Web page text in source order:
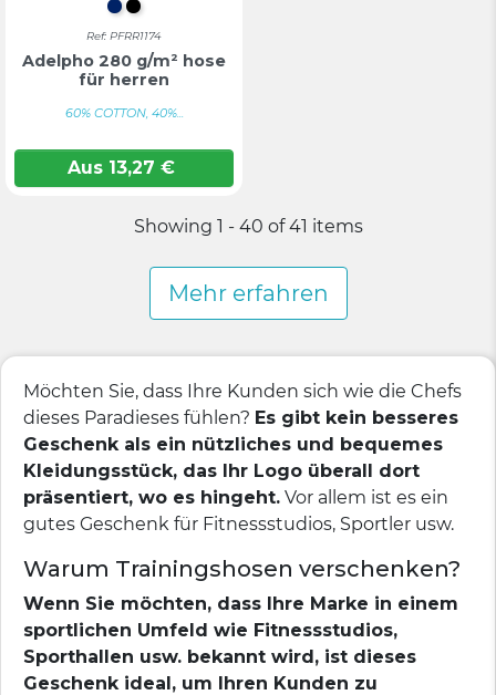
MARINEBLAU
TIEFSCHWARZ
Ref: PFRR1174
Adelpho 280 g/m² hose
für herren
60% COTTON, 40%...
Aus 13,27 €
Showing 1 - 40 of 41 items
Mehr erfahren
Möchten Sie, dass Ihre Kunden sich wie die Chefs
dieses Paradieses fühlen? Es gibt kein besseres
Geschenk als ein nützliches und bequemes
Kleidungsstück, das Ihr Logo überall dort
präsentiert, wo es hingeht. Vor allem ist es ein
gutes Geschenk für Fitnessstudios, Sportler usw.
Warum Trainingshosen verschenken?
Wenn Sie möchten, dass Ihre Marke in einem
sportlichen Umfeld wie Fitnessstudios,
Sporthallen usw. bekannt wird, ist dieses
Geschenk ideal, um Ihren Kunden zu